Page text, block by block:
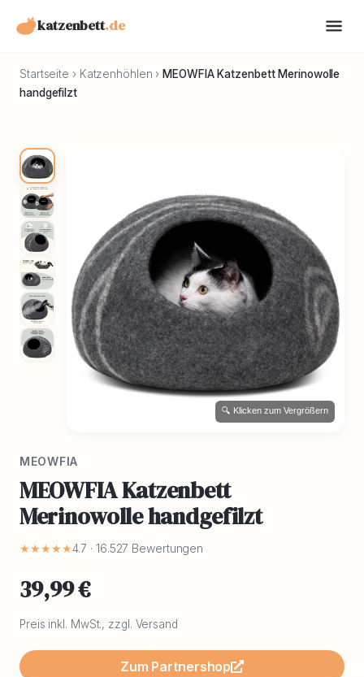
katzenbett.de
Startseite › Katzenhöhlen › MEOWFIA Katzenbett Merinowolle
handgefilzt
🔍 Klicken zum Vergrößern
MEOWFIA
MEOWFIA Katzenbett
Merinowolle handgefilzt
★★★★★4.7 · 16.527 Bewertungen
39,99 €
Preis inkl. MwSt., zzgl. Versand
Zum Partnershop